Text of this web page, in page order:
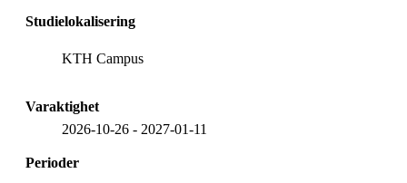
Studielokalisering
KTH Campus
Varaktighet
2026-10-26 - 2027-01-11
Perioder